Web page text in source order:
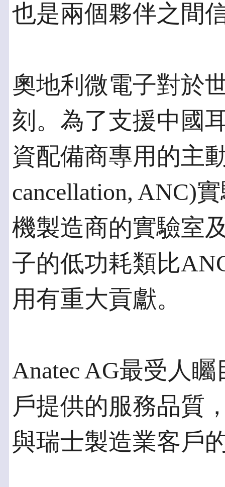
也是兩個夥伴之間
奧地利微電子對於
刻。為了支援中國
資配備商專用的主
cancellation, ANC)
機製造商的實驗室
子的低功耗類比
用有重大貢獻。
Anatec AG最受人
戶提供的服務品質
與瑞士製造業客戶